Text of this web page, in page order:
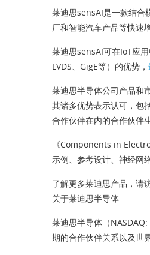
莱迪思sensAI是一款结合
厂和智能汽车产品等快速
莱迪思sensAI可在IoT应
LVDS、GigE等）的优势，
莱迪思半导体公司产品和
其诸多优势表示认可，包
合作伙伴在内的合作伙伴
《Components in
示例、参考设计、神经网
了解更多莱迪思产品，请
关于莱迪思半导体
莱迪思半导体（
期的合作伙伴关系以及世